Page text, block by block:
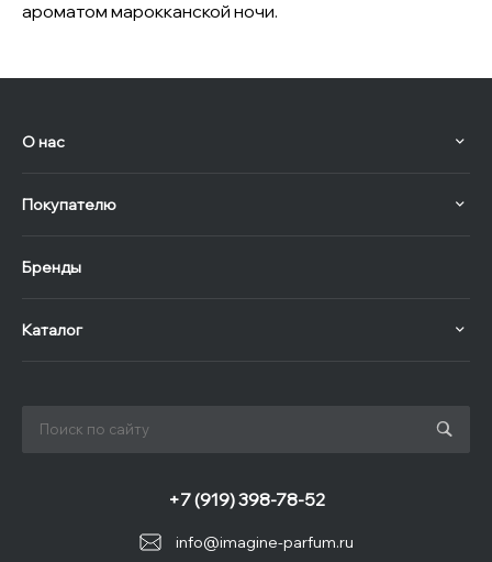
ароматом марокканской ночи.
О нас
Покупателю
Бренды
Каталог
info@imagine-parfum.ru
+7 (919) 398-78-52